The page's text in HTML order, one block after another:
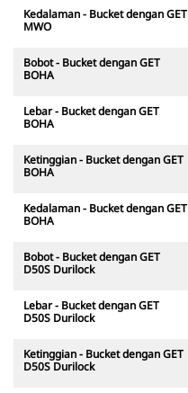
Kedalaman - Bucket dengan GET
MWO
Bobot - Bucket dengan GET
BOHA
Lebar - Bucket dengan GET
BOHA
Ketinggian - Bucket dengan GET
BOHA
Kedalaman - Bucket dengan GET
BOHA
Bobot - Bucket dengan GET
D50S Durilock
Lebar - Bucket dengan GET
D50S Durilock
Ketinggian - Bucket dengan GET
D50S Durilock